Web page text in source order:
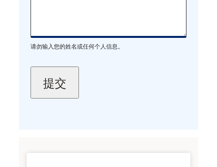
请勿输入您的姓名或任何个人信息。